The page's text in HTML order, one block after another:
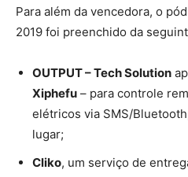
Para além da vencedora, o
2019 foi preenchido da
OUTPUT – Tech Solution
Xiphefu – para controle
elétricos via SMS/
lugar;
Cliko, um serviço de